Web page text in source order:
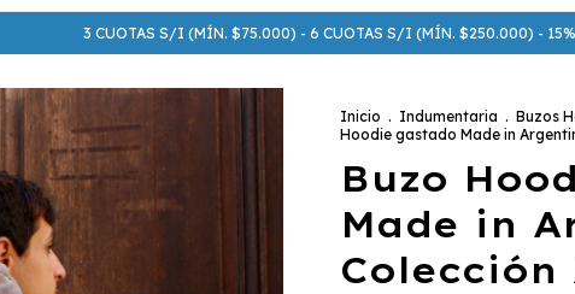
3 CUOTAS S/I (MÍN. $75.000) - 6 CUOTAS S/I (MÍN. $250.000) - 15%OFF
Inicio . Indumentaria . Buzos
Hoodie gastado Made in
Buzo
Made in